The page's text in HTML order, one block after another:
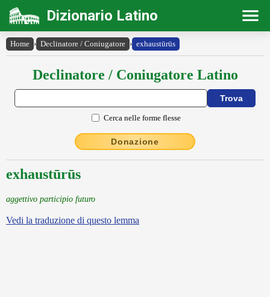
Dizionario Latino
Home › Declinatore / Coniugatore › exhaustūrūs
Declinatore / Coniugatore Latino
Cerca nelle forme flesse
Donazione
exhaustūrūs
aggettivo participio futuro
Vedi la traduzione di questo lemma